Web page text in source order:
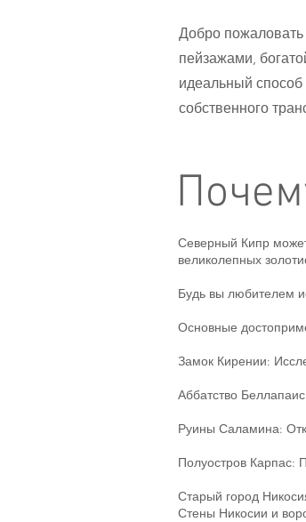
Добро
пейзажами,
идеальный способ
собственного
Северный Кипр
великолепных
Будь вы любителем
Основные
Замок Кирении:
Аббатство
Руины Саламина:
Полуостров Карпас:
Старый город
Стены Никосии и